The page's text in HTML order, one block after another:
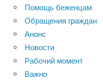
Помощь беженцам
Обращения граждан
Анонс
Новости
Рабочий момент
Важно